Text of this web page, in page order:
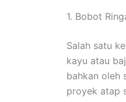
1. Bobot
Salah satu
kayu atau
bahkan oleh
proyek atap